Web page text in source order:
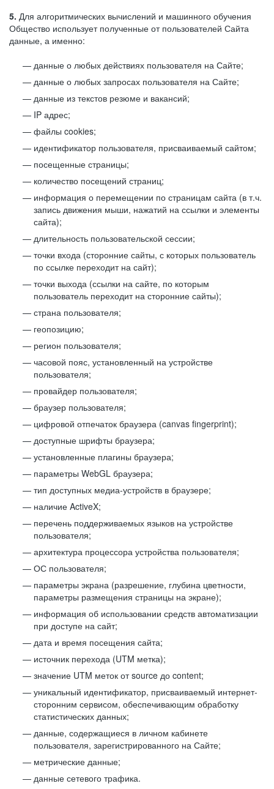
5. Для алгоритмических вычислений и машинного обучения
Общество использует полученные от пользователей Сайта
данные, а именно:
данные о любых действиях пользователя на Сайте;
данные о любых запросах пользователя на Сайте;
данные из текстов резюме и вакансий;
IP адрес;
файлы cookies;
идентификатор пользователя, присваиваемый сайтом;
посещенные страницы;
количество посещений страниц;
информация о перемещении по страницам сайта (в т.ч.
запись движения мыши, нажатий на ссылки и элементы
сайта);
длительность пользовательской сессии;
точки входа (сторонние сайты, с которых пользователь
по ссылке переходит на сайт);
точки выхода (ссылки на сайте, по которым
пользователь переходит на сторонние сайты);
страна пользователя;
геопозицию;
регион пользователя;
часовой пояс, установленный на устройстве
пользователя;
провайдер пользователя;
браузер пользователя;
цифровой отпечаток браузера (canvas fingerprint);
доступные шрифты браузера;
установленные плагины браузера;
параметры WebGL браузера;
тип доступных медиа-устройств в браузере;
наличие ActiveX;
перечень поддерживаемых языков на устройстве
пользователя;
архитектура процессора устройства пользователя;
ОС пользователя;
параметры экрана (разрешение, глубина цветности,
параметры размещения страницы на экране);
информация об использовании средств автоматизации
при доступе на сайт;
дата и время посещения сайта;
источник перехода (UTM метка);
значение UTM меток от source до content;
уникальный идентификатор, присваиваемый интернет-
сторонним сервисом, обеспечивающим обработку
статистических данных;
данные, содержащиеся в личном кабинете
пользователя, зарегистрированного на Сайте;
метрические данные;
данные сетевого трафика.